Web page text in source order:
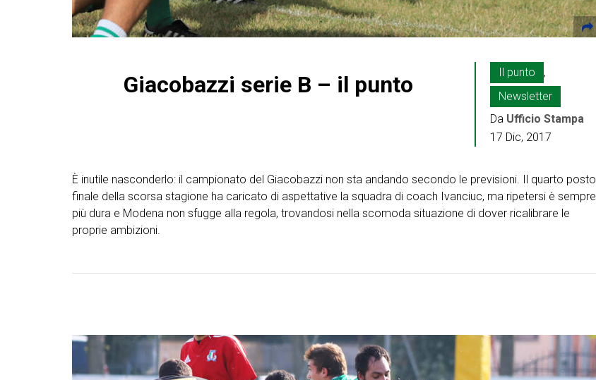
Giacobazzi serie B – il punto Il punto
,
Newsletter
Da Ufficio Stampa
17 Dic, 2017
È inutile nasconderlo: il campionato del Giacobazzi non sta andando secondo le previsioni. Il quarto posto
finale della scorsa stagione ha caricato di aspettative la squadra di coach Ivanciuc, ma ripetersi è sempre
più dura e Modena non sfugge alla regola, trovandosi nella scomoda situazione di dover ricalibrare le
proprie ambizioni.